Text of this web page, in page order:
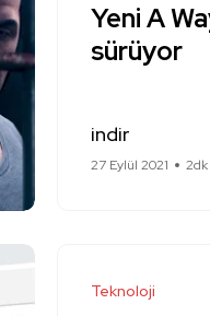
Yeni A
sürüyor
indir
27 Eylül 2021 2dk
Teknoloji